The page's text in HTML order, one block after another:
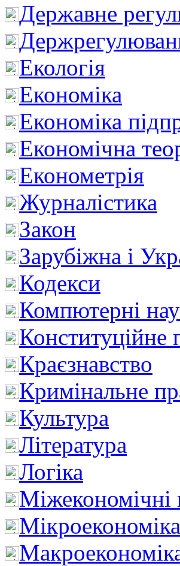
Державне
Екологія
Економіка
Економіка
Економічна
Економетрія
Журналістика
Закон
Зарубіжна і
Кодекси
Компютерні
Конституційне
Краєзнавство
Кримінальне
Культура
Література
Логіка
Міжекономічні
Мікроекономіка